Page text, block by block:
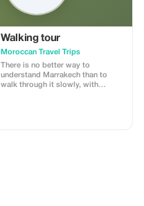
Walking tour
Moroccan Travel Trips
There is no better way to
understand Marrakech than to
walk through it slowly, with